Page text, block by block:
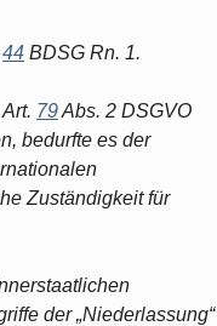
44 BDSG Rn. 1.
79Abs. 2 DSGVO
bedurfte es der
Zuständigkeit für
der „Niederlassung“